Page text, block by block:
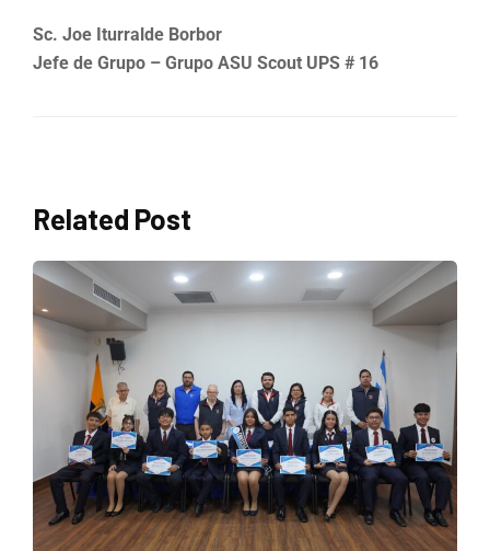
Sc. Joe Iturralde Borbor
Jefe de Grupo – Grupo ASU Scout UPS # 16
Related Post